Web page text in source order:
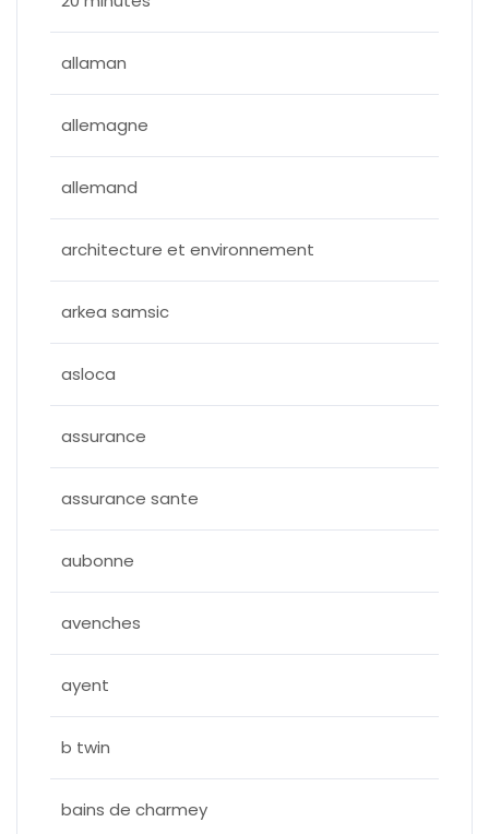
allaman
allemagne
allemand
architecture et environnement
arkea samsic
asloca
assurance
assurance sante
aubonne
avenches
ayent
b twin
bains de charmey